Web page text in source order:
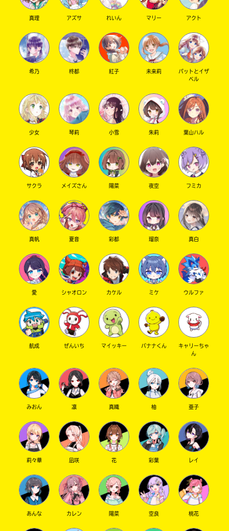
キミノベル編集部 さん ／ ひみつ ／ 高校生以上
より楽しいキミノマチになるように、ぼくらもがんば
るよ～！
9月刊が発売になったよ!!
￣￣￣￣￣￣￣￣￣￣￣￣
『12星座男子』『裏博物館からの脱出ゲーム』
『桧山先輩はわたしの○○！②』、『おちゃめ
なふたごの秘密』が発売！！！！
めちゃくちゃおもしろくて、かわいい4冊。ぜひ
書店でゲットしてみてね
感想も待ってるよ～～～～～～～～！！！！
おしらせ
『歴史ゴーストバスターズ⑥』の感想コメント
欄がパンクしてしまっていて、新しいコメント
を更新できない状態です。ごめんね！
対応中ですので、しばらくお待ちください。
キミノベル編集部 さん ／ ひみつ ／ 高校生以上
2023.09.13 人気 !! わかる
やった～～～～～！！！！
真理 アズサ れいん マリー アクト
希乃 柊都 紅子 未来莉
パットとイザ
ベル
少女 琴莉 小雪 朱莉 葉山ハル
サクラ メイズさん 陽菜 夜空 フミカ
真帆 夏音 彩都 瑠奈 真白
愛 シャオロン カケル ミケ ウルファ
航成 ぜんいち マイッキー バナナくん
キャリーちゃ
ん
みおん 凛 真織 柚 亜子
莉々華 凪咲 花 彩葉 レイ
あんな カレン 陽菜 空良 桃花